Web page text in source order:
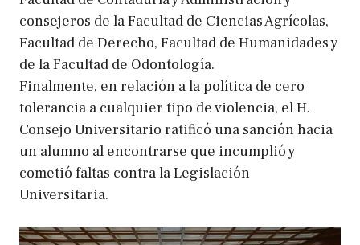
consejeros de la Facultad de Ciencias Agrícolas,
Facultad de Derecho, Facultad de Humanidades y
de la Facultad de Odontología.
Finalmente, en relación a la política de cero
tolerancia a cualquier tipo de violencia, el H.
Consejo Universitario ratificó una sanción hacia
un alumno al encontrarse que incumplió y
cometió faltas contra la Legislación
Universitaria.